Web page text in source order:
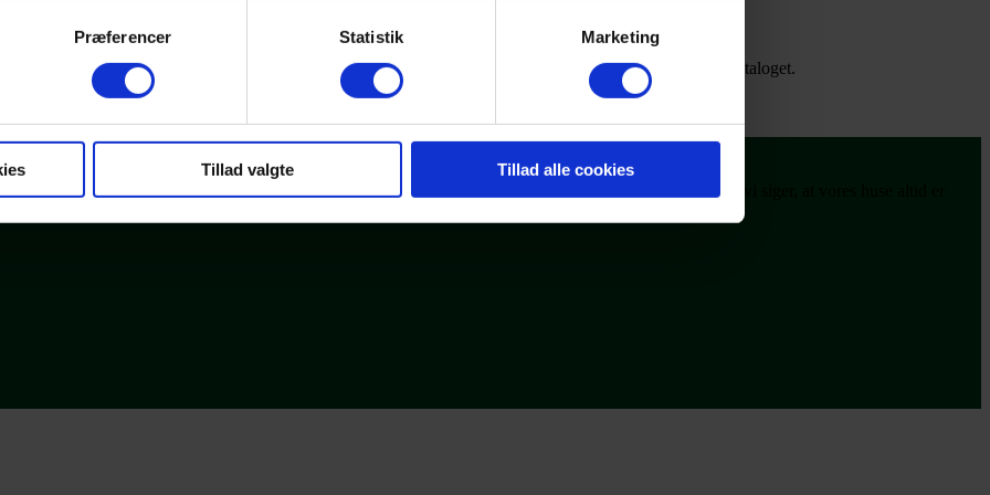
Præferencer Statistik Marketing
Tillad valgte Tillad alle cookies
en bekræftelse via email. Hvis du har bestilt online katalog, vil du i mailen også finde et link til kataloget.
BO I
er speciel og skal behandles derefter. Ordet “plejer” eksisterer ikke hos os. Vi mener det alvorligt, når vi siger, at vores huse altid er